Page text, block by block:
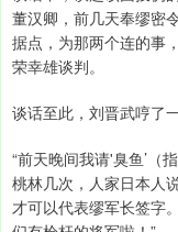
董汉卿，前几天奉缪密
据点，为那两个连的事
荣幸雄谈判。
谈话至此，刘晋武哼了
“前天晚间我请'臭鱼’（
桃林几次，人家日本人
才可以代表缪军长签字